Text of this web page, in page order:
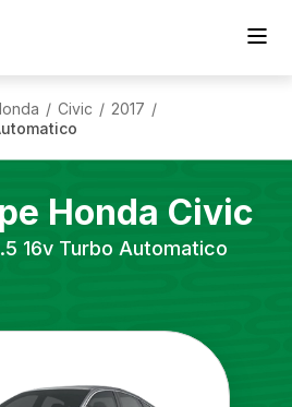
/ Civic / 2017 /
Honda Civic
16v Turbo Automatico